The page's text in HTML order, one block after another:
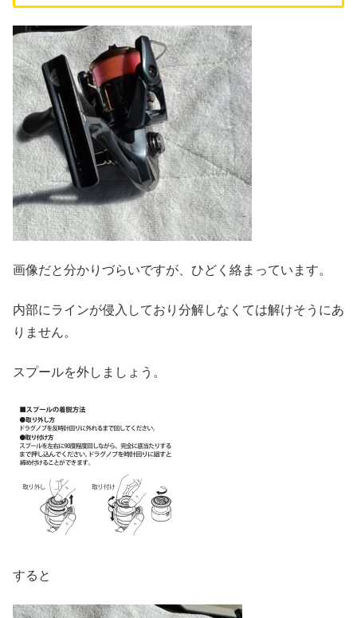
画像だと分かりづらいですが、ひどく絡まっています。
内部にラインが侵入しており分解しなくては解けそうにあ
りません。
スプールを外しましょう。
すると